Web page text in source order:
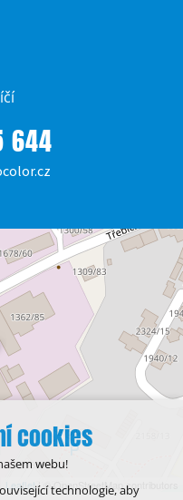
644
Leaflet | © OpenStreetMap contributors
cookies
webu!
technologie, aby